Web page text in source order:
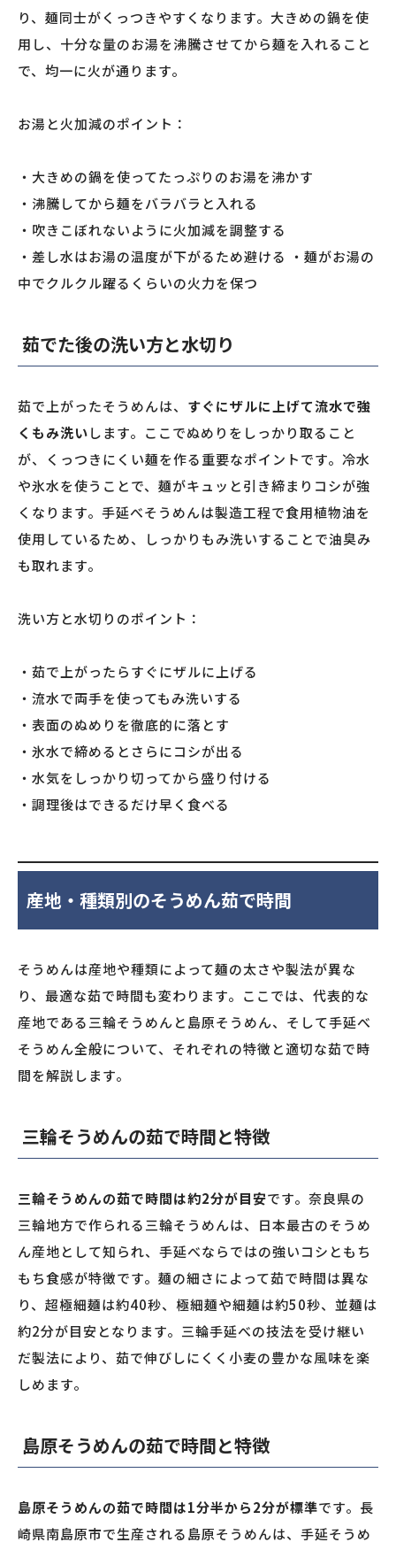
り、麺同士がくっつきやすくなります。大きめの鍋を使
用し、十分な量のお湯を沸騰させてから麺を入れること
で、均一に火が通ります。
お湯と火加減のポイント：
・大きめの鍋を使ってたっぷりのお湯を沸かす
・沸騰してから麺をバラバラと入れる
・吹きこぼれないように火加減を調整する
・差し水はお湯の温度が下がるため避ける ・麺がお湯の
中でクルクル躍るくらいの火力を保つ
茹でた後の洗い方と水切り
茹で上がったそうめんは、 すぐにザルに上げて流水で強
くもみ洗いします。ここでぬめりをしっかり取ること
が、くっつきにくい麺を作る重要なポイントです。冷水
や氷水を使うことで、麺がキュッと引き締まりコシが強
くなります。手延べそうめんは製造工程で食用植物油を
使用しているため、しっかりもみ洗いすることで油臭み
も取れます。
洗い方と水切りのポイント：
・茹で上がったらすぐにザルに上げる
・流水で両手を使ってもみ洗いする
・表面のぬめりを徹底的に落とす
・氷水で締めるとさらにコシが出る
・水気をしっかり切ってから盛り付ける
・調理後はできるだけ早く食べる
産地・種類別のそうめん茹で時間
そうめんは産地や種類によって麺の太さや製法が異な
り、最適な茹で時間も変わります。ここでは、代表的な
産地である三輪そうめんと島原そうめん、そして手延べ
そうめん全般について、それぞれの特徴と適切な茹で時
間を解説します。
三輪そうめんの茹で時間と特徴
三輪そうめんの茹で時間は約2分が目安です。奈良県の
三輪地方で作られる三輪そうめんは、日本最古のそうめ
ん産地として知られ、手延べならではの強いコシともち
もち食感が特徴です。麺の細さによって茹で時間は異な
り、超極細麺は約40秒、極細麺や細麺は約50秒、並麺は
約2分が目安となります。三輪手延べの技法を受け継い
だ製法により、茹で伸びしにくく小麦の豊かな風味を楽
しめます。
島原そうめんの茹で時間と特徴
島原そうめんの茹で時間は1分半から2分が標準です。長
崎県南島原市で生産される島原そうめんは、手延そうめ